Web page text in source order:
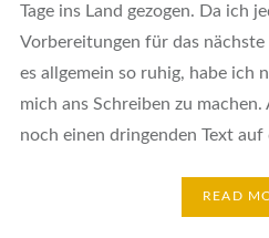
Tage ins Land gezogen. Da ich
Vorbereitungen für das
es allgemein so ruhig, habe ich
mich ans Schreiben zu
noch einen dringenden Text
READ